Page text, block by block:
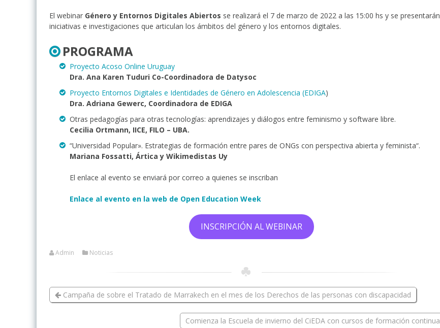
El webinar Género y Entornos Digitales Abiertos se realizará el 7 de marzo de 2022 a las 15:00 hs y se presentarán
iniciativas e investigaciones que articulan los ámbitos del género y los entornos digitales.
PROGRAMA
Proyecto Acoso Online Uruguay
Dra. Ana Karen Tuduri Co-Coordinadora de Datysoc
Proyecto Entornos Digitales e Identidades de Género en Adolescencia (EDIGA)
Dra. Adriana Gewerc, Coordinadora de EDIGA
Otras pedagogías para otras tecnologías: aprendizajes y diálogos entre feminismo y software libre.
Cecilia Ortmann, IICE, FILO – UBA.
“Universidad Popular». Estrategias de formación entre pares de ONGs con perspectiva abierta y feminista“.
Mariana Fossatti, Ártica y Wikimedistas Uy
El enlace al evento se enviará por correo a quienes se inscriban
Enlace al evento en la web de Open Education Week
INSCRIPCIÓN AL WEBINAR
Admin Noticias
Campaña de sobre el Tratado de Marrakech en el mes de los Derechos de las personas con discapacidad
Comienza la Escuela de invierno del CiEDA con cursos de formación continua